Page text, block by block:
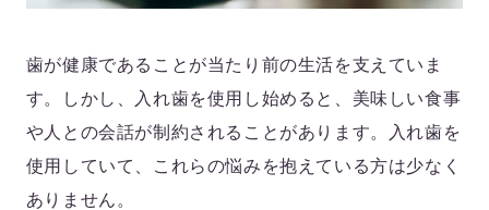
歯が健康であることが当たり前の生活を支えていま
す。しかし、入れ歯を使用し始めると、美味しい食事
や人との会話が制約されることがあります。入れ歯を
使用していて、これらの悩みを抱えている方は少なく
ありません。